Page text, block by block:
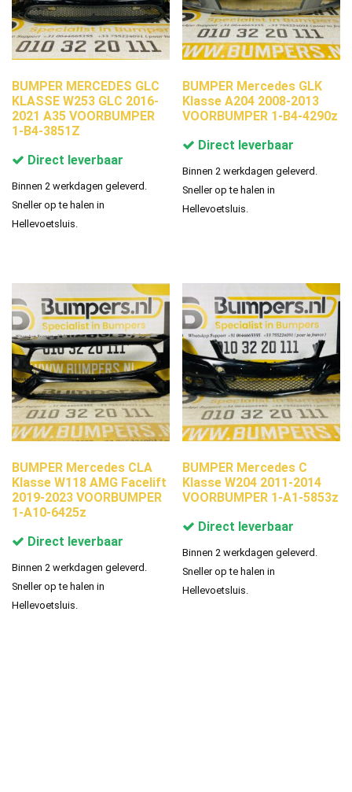
BUMPER MERCEDES GLC
KLASSE W253 GLC 2016-
2021 A35 VOORBUMPER
1-B4-3851Z
Direct leverbaar
Binnen 2 werkdagen geleverd.
Sneller op te halen in
Hellevoetsluis.
BUMPER Mercedes GLK
Klasse A204 2008-2013
VOORBUMPER 1-B4-4290z
Direct leverbaar
Binnen 2 werkdagen geleverd.
Sneller op te halen in
Hellevoetsluis.
BUMPER Mercedes CLA
Klasse W118 AMG Facelift
2019-2023 VOORBUMPER
1-A10-6425z
Direct leverbaar
Binnen 2 werkdagen geleverd.
Sneller op te halen in
Hellevoetsluis.
BUMPER Mercedes C
Klasse W204 2011-2014
VOORBUMPER 1-A1-5853z
Direct leverbaar
Binnen 2 werkdagen geleverd.
Sneller op te halen in
Hellevoetsluis.